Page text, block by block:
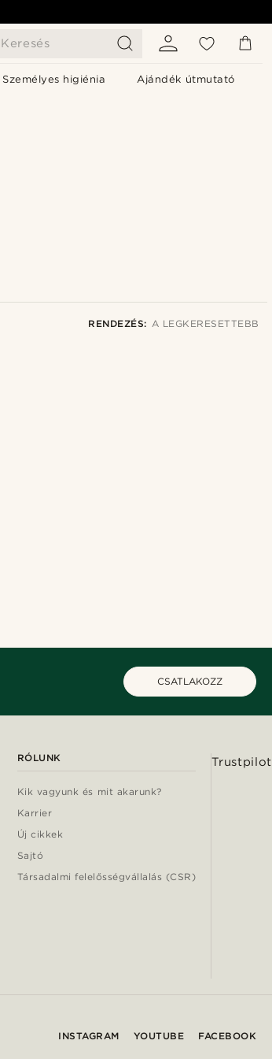
Keresés
Személyes higiénia Ajándék útmutató
RENDEZÉS: A LEGKERESETTEBB
CSATLAKOZZ
RÓLUNK
Kik vagyunk és mit akarunk?
Karrier
Új cikkek
Sajtó
Társadalmi felelősségvállalás (CSR)
Trustpilot
INSTAGRAM YOUTUBE FACEBOOK